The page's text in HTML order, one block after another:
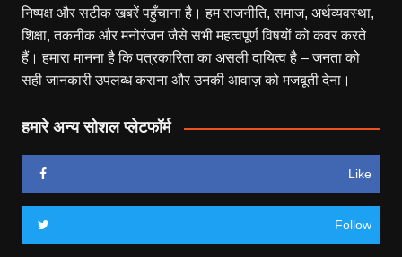
निष्पक्ष और सटीक खबरें पहुँचाना है। हम राजनीति, समाज, अर्थव्यवस्था,
शिक्षा, तकनीक और मनोरंजन जैसे सभी महत्वपूर्ण विषयों को कवर करते
हैं। हमारा मानना है कि पत्रकारिता का असली दायित्व है – जनता को
सही जानकारी उपलब्ध कराना और उनकी आवाज़ को मजबूती देना।
हमारे अन्य सोशल प्लेटफॉर्म
Like
Follow